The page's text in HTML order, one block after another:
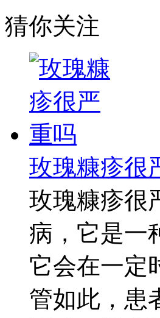
猜你关注
玫瑰糠疹很
玫瑰糠疹很
病，它是一
它会在一定
管如此，患